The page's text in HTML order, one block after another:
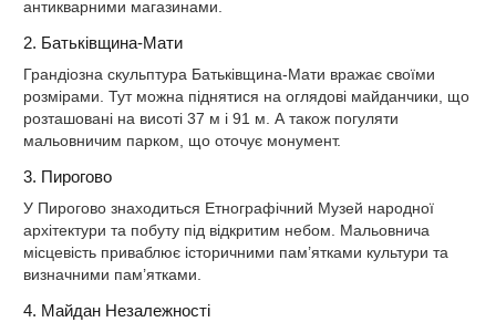
антикварними магазинами.
2. Батьківщина-Мати
Грандіозна скульптура Батьківщина-Мати вражає своїми
розмірами. Тут можна піднятися на оглядові майданчики, що
розташовані на висоті 37 м і 91 м. А також погуляти
мальовничим парком, що оточує монумент.
3. Пирогово
У Пирогово знаходиться Етнографічний Музей народної
архітектури та побуту під відкритим небом. Мальовнича
місцевість приваблює історичними пам’ятками культури та
визначними пам’ятками.
4. Майдан Незалежності